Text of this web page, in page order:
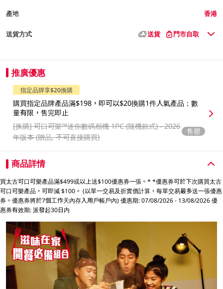
產地 香港
送貨方式 送貨 門市自取
推廣優惠
指定品牌享$20換購
購買指定品牌產品滿$198，即可以$20換購1件人氣產品；數
量有限，售完即止
[换購]可口可樂™️迷你數碼相機 1PC (隨機款式) - 2026
年版本 (贈品, 不可直接購買)
售罄
商品詳情
買太古可口可樂產品滿$499或以上送$100優惠券一張。* *優惠券可於下次購買太古
可口可樂產品，可即減 $100。 (以單一交易及折實價計算，每單交易最多送一張優惠
券。優惠券將於7個工作天內存入用戶帳戶內) 優惠期: 07/08/2026 - 13/08/2026 優
惠券有效期: 派發起30日内